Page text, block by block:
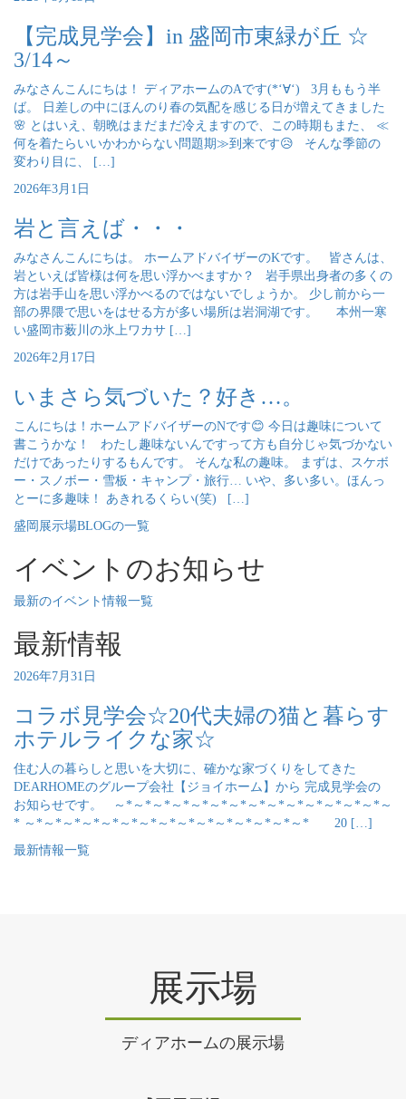
【完成見学会】in 盛岡市東緑が丘 ☆
3/14～
みなさんこんにちは！ ディアホームのAです(*‘∀‘) 3月ももう半
ば。 日差しの中にほんのり春の気配を感じる日が増えてきました
🌸 とはいえ、朝晩はまだまだ冷えますので、この時期もまた、 ≪
何を着たらいいかわからない問題期≫到来です😥 そんな季節の
変わり目に、 […]
2026年3月1日
岩と言えば・・・
みなさんこんにちは。 ホームアドバイザーのKです。 皆さんは、
岩といえば皆様は何を思い浮かべますか？ 岩手県出身者の多くの
方は岩手山を思い浮かべるのではないでしょうか。 少し前から一
部の界隈で思いをはせる方が多い場所は岩洞湖です。 本州一寒
い盛岡市薮川の氷上ワカサ […]
2026年2月17日
いまさら気づいた？好き…。
こんにちは！ホームアドバイザーのNです😊 今日は趣味について
書こうかな！ わたし趣味ないんですって方も自分じゃ気づかない
だけであったりするもんです。 そんな私の趣味。 まずは、スケボ
ー・スノボー・雪板・キャンプ・旅行… いや、多い多い。ほんっ
とーに多趣味！ あきれるくらい(笑) […]
盛岡展示場BLOGの一覧
イベントのお知らせ
最新のイベント情報一覧
最新情報
2026年7月31日
コラボ見学会☆20代夫婦の猫と暮らす
ホテルライクな家☆
住む人の暮らしと思いを大切に、確かな家づくりをしてきた
DEARHOMEのグループ会社【ジョイホーム】から 完成見学会の
お知らせです。 ～*～*～*～*～*～*～*～*～*～*～*～*～*～*～
* ～*～*～*～*～*～*～*～*～*～*～*～*～*～*～* 20 […]
最新情報一覧
展示場
ディアホームの展示場